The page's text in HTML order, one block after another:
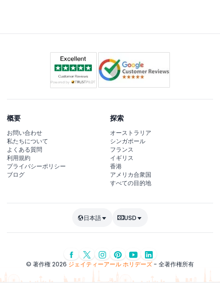
概要
お問い合わせ
私たちについて
よくある質問
利用規約
プライバシーポリシー
ブログ
探索
オーストラリア
シンガポール
フランス
イギリス
香港
アメリカ合衆国
すべての目的地
日本語 USD
© 著作権 2026 ジェイティーアール ホリデーズ- 全著作権所有